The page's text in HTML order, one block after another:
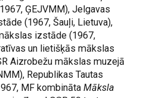
ĢEJVMM), Jelgavas
(1967, Šauļi, Lietuva),
izstāde (1967,
un lietišķās mākslas
Aizrobežu mākslas muzejā
Republikas Tautas
MF kombinātaMāksla